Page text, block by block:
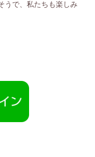
うで、私たちも楽しみ